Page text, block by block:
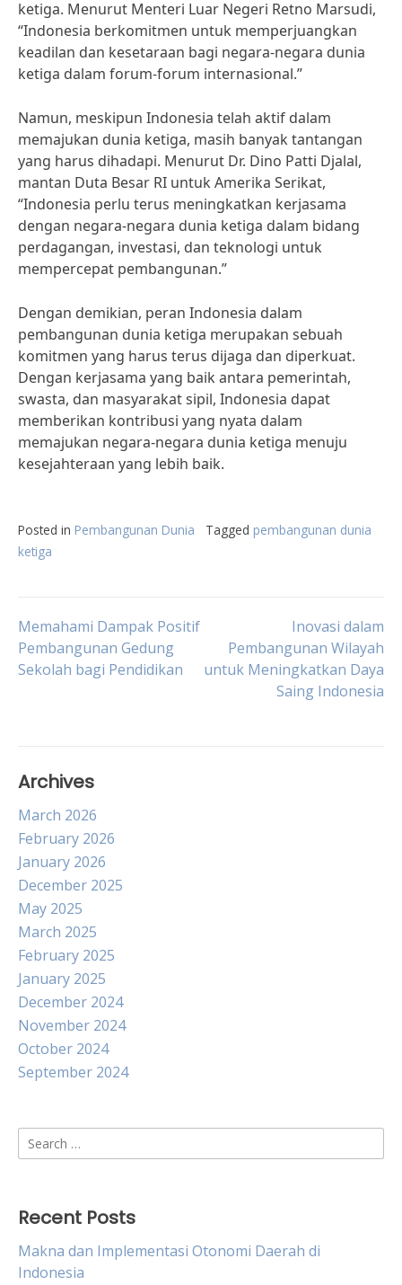
ketiga. Menurut Menteri Luar Negeri Retno Marsudi,
“Indonesia berkomitmen untuk memperjuangkan
keadilan dan kesetaraan bagi negara-negara dunia
ketiga dalam forum-forum internasional.”
Namun, meskipun Indonesia telah aktif dalam
memajukan dunia ketiga, masih banyak tantangan
yang harus dihadapi. Menurut Dr. Dino Patti Djalal,
mantan Duta Besar RI untuk Amerika Serikat,
“Indonesia perlu terus meningkatkan kerjasama
dengan negara-negara dunia ketiga dalam bidang
perdagangan, investasi, dan teknologi untuk
mempercepat pembangunan.”
Dengan demikian, peran Indonesia dalam
pembangunan dunia ketiga merupakan sebuah
komitmen yang harus terus dijaga dan diperkuat.
Dengan kerjasama yang baik antara pemerintah,
swasta, dan masyarakat sipil, Indonesia dapat
memberikan kontribusi yang nyata dalam
memajukan negara-negara dunia ketiga menuju
kesejahteraan yang lebih baik.
Posted in Pembangunan Dunia Tagged pembangunan dunia
ketiga
Post
navigation
Memahami Dampak Positif
Pembangunan Gedung
Sekolah bagi Pendidikan
Inovasi dalam
Pembangunan Wilayah
untuk Meningkatkan Daya
Saing Indonesia
Archives
March 2026
February 2026
January 2026
December 2025
May 2025
March 2025
February 2025
January 2025
December 2024
November 2024
October 2024
September 2024
Search
for:
Recent Posts
Makna dan Implementasi Otonomi Daerah di
Indonesia